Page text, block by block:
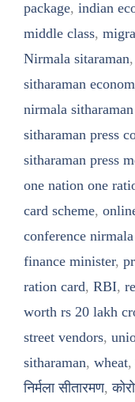
package, indian
middle class,
Nirmala sitaraman,
sitharaman
nirmala
sitharaman press
sitharaman press
one nation one
card scheme,
conference
finance minister,
ration card, RBI,
worth rs 20 lakh
street vendors,
sitharaman, wheat,
निर्मला सीतारमण,